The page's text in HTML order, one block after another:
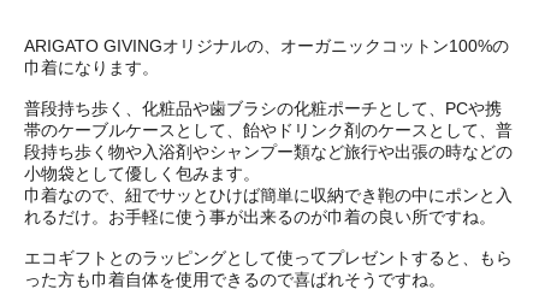
ARIGATO GIVINGオリジナルの、オーガニックコットン100%の
巾着になります。
普段持ち歩く、化粧品や歯ブラシの化粧ポーチとして、PCや携
帯のケーブルケースとして、飴やドリンク剤のケースとして、普
段持ち歩く物や入浴剤やシャンプー類など旅行や出張の時などの
小物袋として優しく包みます。
巾着なので、紐でサッとひけば簡単に収納でき鞄の中にポンと入
れるだけ。お手軽に使う事が出来るのが巾着の良い所ですね。
エコギフトとのラッピングとして使ってプレゼントすると、もら
った方も巾着自体を使用できるので喜ばれそうですね。